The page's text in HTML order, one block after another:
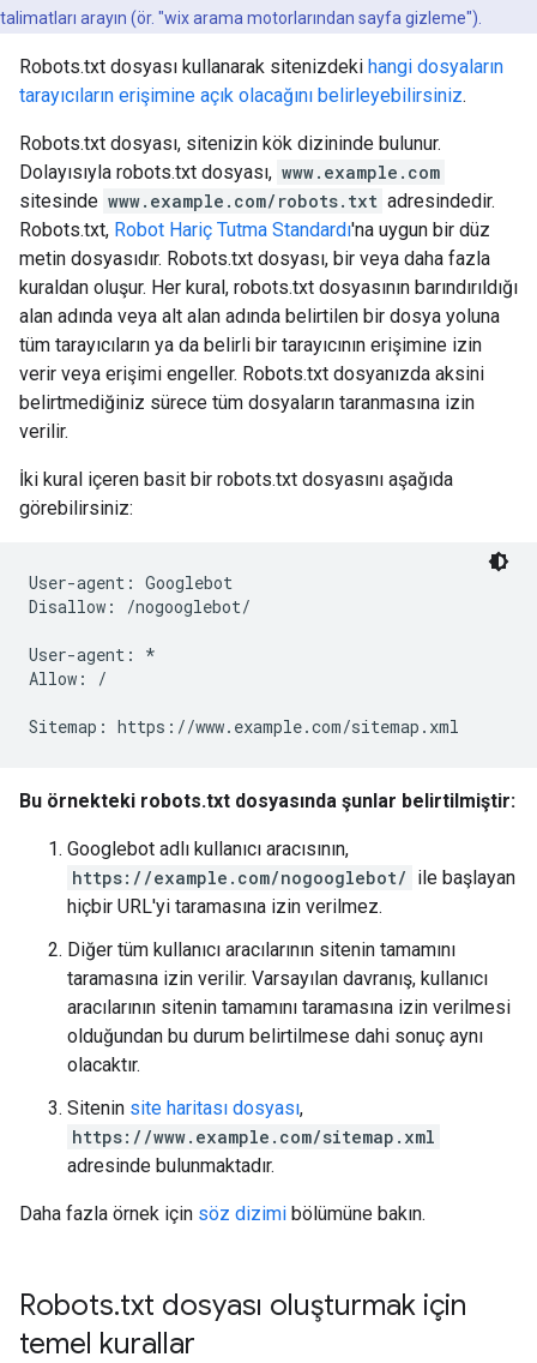
talimatları arayın (ör. "wix arama motorlarından sayfa gizleme").
Robots.txt dosyası kullanarak sitenizdeki hangi dosyaların
tarayıcıların erişimine açık olacağını belirleyebilirsiniz.
Robots.txt dosyası, sitenizin kök dizininde bulunur.
Dolayısıyla robots.txt dosyası, www.example.com
sitesinde www.example.com/robots.txt adresindedir.
Robots.txt, Robot Hariç Tutma Standardı'na uygun bir düz
metin dosyasıdır. Robots.txt dosyası, bir veya daha fazla
kuraldan oluşur. Her kural, robots.txt dosyasının barındırıldığı
alan adında veya alt alan adında belirtilen bir dosya yoluna
tüm tarayıcıların ya da belirli bir tarayıcının erişimine izin
verir veya erişimi engeller. Robots.txt dosyanızda aksini
belirtmediğiniz sürece tüm dosyaların taranmasına izin
verilir.
İki kural içeren basit bir robots.txt dosyasını aşağıda
görebilirsiniz:
User-agent: Googlebot
Disallow: /nogooglebot/
User-agent: *
Allow: /
Sitemap: https://www.example.com/sitemap.xml
Bu örnekteki robots.txt dosyasında şunlar belirtilmiştir:
Googlebot adlı kullanıcı aracısının,
https://example.com/nogooglebot/ ile başlayan
hiçbir URL'yi taramasına izin verilmez.
Diğer tüm kullanıcı aracılarının sitenin tamamını
taramasına izin verilir. Varsayılan davranış, kullanıcı
aracılarının sitenin tamamını taramasına izin verilmesi
olduğundan bu durum belirtilmese dahi sonuç aynı
olacaktır.
Sitenin site haritası dosyası,
https://www.example.com/sitemap.xml
adresinde bulunmaktadır.
Daha fazla örnek için söz dizimi bölümüne bakın.
Robots.txt dosyası oluşturmak için
temel kurallar